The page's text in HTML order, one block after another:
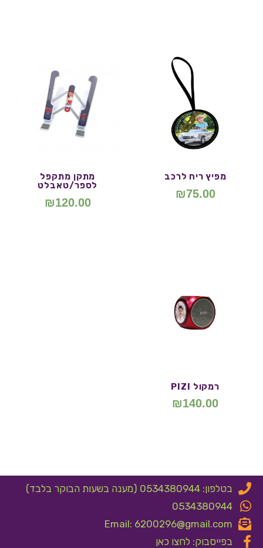
מפיץ ריח לרכב
₪75.00
מתקן מתקפל
לספר/טאבלט
₪120.00
רמקול PIZI
₪140.00
בטלפון: 0534380944 (מענה בשעות הבוקר בלבד)
0534380944
Email: 6200296@gmail.com
בפייסבוק: לחצו כאן